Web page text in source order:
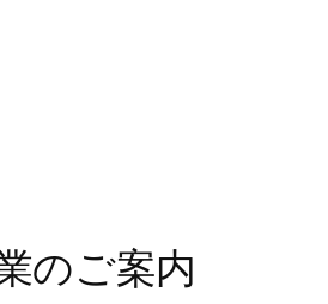
のご案内